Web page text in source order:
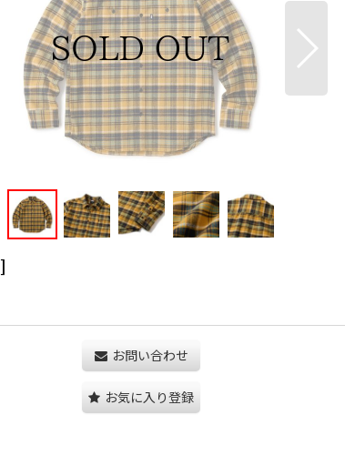
]
お問い合わせ
お気に入り登録